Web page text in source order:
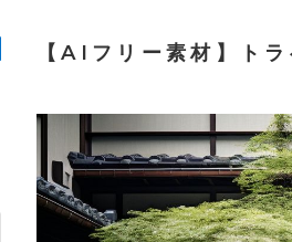
【AIフリー素材】ト